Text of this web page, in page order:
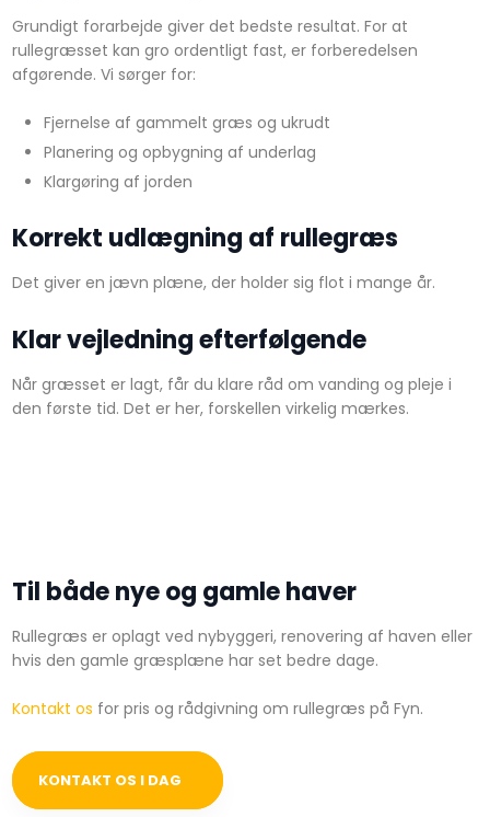
Grundigt forarbejde giver det bedste resultat. For at
rullegræsset kan gro ordentligt fast, er forberedelsen
afgørende. Vi sørger for:
Fjernelse af gammelt græs og ukrudt
Planering og opbygning af underlag
Klargøring af jorden
Korrekt udlægning af rullegræs
Det giver en jævn plæne, der holder sig flot i mange år.
Klar vejledning efterfølgende
Når græsset er lagt, får du klare råd om vanding og pleje i
den første tid. Det er her, forskellen virkelig mærkes.
​Til både nye og gamle haver
Rullegræs er oplagt ved nybyggeri, renovering af haven eller
hvis den gamle græsplæne har set bedre dage.
Kontakt os for pris og rådgivning om rullegræs på Fyn.
KONTAKT OS I DAG​